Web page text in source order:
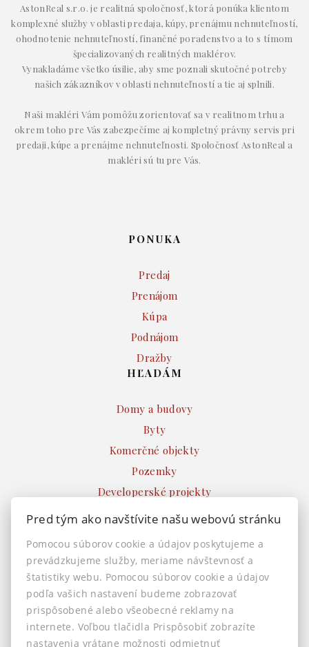
AstonReal s.r.o. je realitná spoločnosť, ktorá ponúka klientom
komplexné služby v oblasti predaja, kúpy, prenájmu nehnuteľností,
ohodnotenie nehnuteľností, finančné poradenstvo a to s tímom
špecializovaných realitných maklérov.
Vynakladáme všetko úsilie, aby sme poznali skutočné potreby
našich zákazníkov v oblasti nehnuteľností a tie aj splnili.
Naši makléri Vám pomôžu zorientovať sa v realitnom trhu a
okrem toho pre Vás zabezpečíme aj kompletný právny servis pri
predaji, kúpe a prenájme nehnuteľnosti. Spoločnosť AstonReal a
makléri sú tu pre Vás.
PONUKA
Predaj
Prenájom
Kúpa
Podnájom
Dražby
HĽADÁM
Domy a budovy
Byty
Komerčné objekty
Pozemky
Developerské projekty
Ostatné
INFO
Makléri
Napíšte nám
Kontakt
Nastavenie cookies
Pred tým ako navštívite našu webovú stránku
Pomocou súborov cookie a údajov poskytujeme a
prevádzkujeme služby, meriame návštevnosť a
štatistiky webu. Pomocou súborov cookie a údajov
podľa vašich nastavení budeme zobrazovať
prispôsobené alebo všeobecné reklamy na
internete. Voľbou tlačidla Prispôsobiť zobrazíte
nastavenia vrátane možnosti odmietnuť